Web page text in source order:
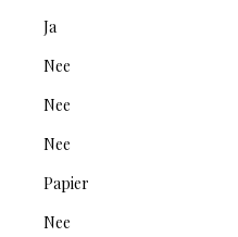
Ja
Nee
Nee
Nee
Papier
Nee